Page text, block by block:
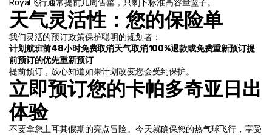
Royal飞行通常提前几周售罄，只剩下标准高容量篮子。
天气灵活性：您的保险单
我们灵活的预订政策保护聪明的规划者：
计划航班前48小时免费取消天气取消100%退款或免费重新预订提
前预订的优先重新预订
提前预订，放心知道如果计划改变您会受到保护。
立即预订您的卡帕多奇亚日出
体验
不要拿您土耳其假期的亮点冒险。今天就确保您的热气球飞行，享受